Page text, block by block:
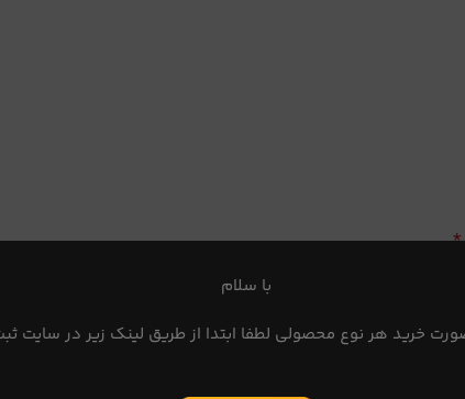
با سلام
خرید هر نوع محصولی لطفا ابتدا از طریق لینک زیر در سایت
*